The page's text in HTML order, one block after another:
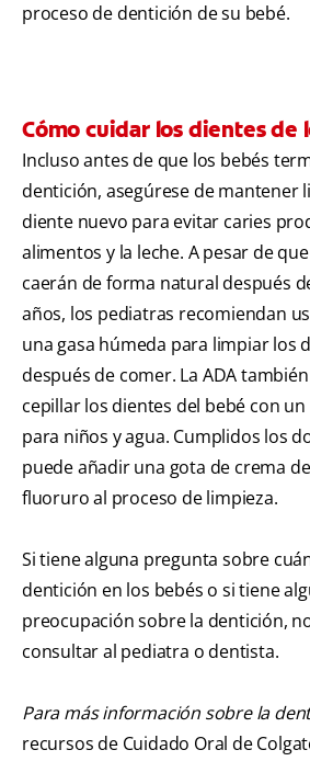
proceso de dentición de su bebé.
Cómo cuidar los dientes de
Incluso antes de que los bebés
dentición, asegúrese de mantener
diente nuevo para evitar caries
alimentos y la leche. A pesar de
caerán de forma natural después
años, los pediatras recomiendan
una gasa húmeda para limpiar los
después de comer. La ADA
cepillar los dientes del bebé con
para niños y agua. Cumplidos los
puede añadir una gota de crema
fluoruro al proceso de limpieza.
Si tiene alguna pregunta sobre
dentición en los bebés o si tiene
preocupación sobre la dentición,
consultar al pediatra o dentista.
Para más información sobre la
recursos de Cuidado Oral de